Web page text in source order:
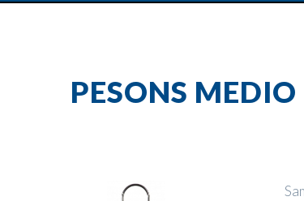
PESONS